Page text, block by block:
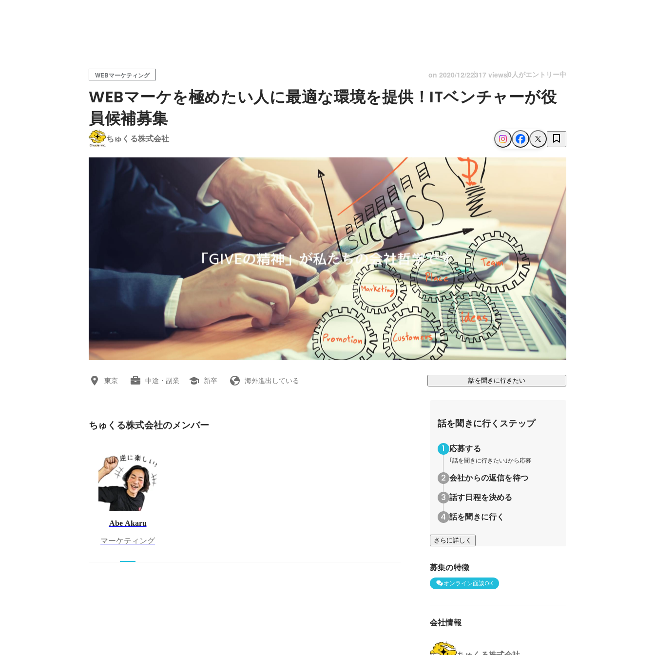
WEBマーケティング on 2020/12/22317 views0人がエントリー中
WEBマーケを極めたい人に最適な環境を提供！ITベンチャーが役
員候補募集
ちゅくる株式会社
東京 中途・副業 新卒 海外進出している 話を聞きに行きたい
ちゅくる株式会社のメンバー
Abe Akaru
マーケティング
話を聞きに行くステップ
応募する
｢話を聞きに行きたい｣から応募
会社からの返信を待つ
話す日程を決める
話を聞きに行く
さらに詳しく
募集の特徴
オンライン面談OK
会社情報